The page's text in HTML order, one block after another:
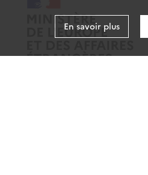
En savoir plus